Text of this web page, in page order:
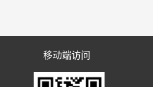
移动端访问